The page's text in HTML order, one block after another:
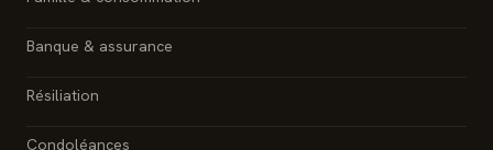
Banque & assurance
Résiliation
Condoléances